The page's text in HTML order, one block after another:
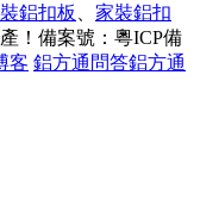
鋁扣板
家裝鋁扣
！ 備案號：粵ICP備
客 鋁方通問答鋁方通